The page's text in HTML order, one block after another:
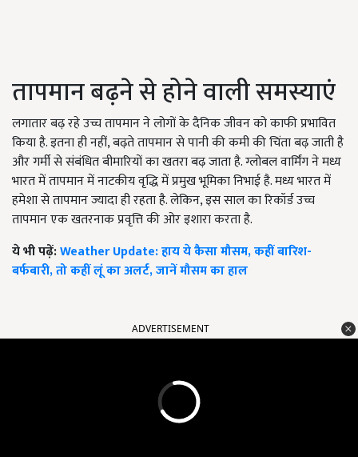
तापमान बढ़ने से होने वाली समस्याएं
लगातार बढ़ रहे उच्च तापमान ने लोगों के दैनिक जीवन को काफी प्रभावित
किया है. इतना ही नहीं, बढ़ते तापमान से पानी की कमी की चिंता बढ़ जाती है
और गर्मी से संबंधित बीमारियों का खतरा बढ़ जाता है. ग्लोबल वार्मिंग ने मध्य
भारत में तापमान में नाटकीय वृद्धि में प्रमुख भूमिका निभाई है. मध्य भारत में
हमेशा से तापमान ज्यादा ही रहता है. लेकिन, इस साल का रिकॉर्ड उच्च
तापमान एक खतरनाक प्रवृत्ति की ओर इशारा करता है.
ये भी पढ़ें:Weather Update: हाय ये कैसा मौसम, कहीं बारिश-
बर्फबारी, तो कहीं लूं का अलर्ट, जानें मौसम का हाल
ADVERTISEMENT